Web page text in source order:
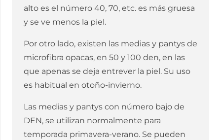
alto es el número 40, 70, etc. es más gruesa
y se ve menos la piel.
Por otro lado, existen las medias y pantys de
microfibra opacas, en 50 y 100 den, en las
que apenas se deja entrever la piel. Su uso
es habitual en otoño-invierno.
Las medias y pantys con número bajo de
DEN, se utilizan normalmente para
temporada primavera-verano. Se pueden